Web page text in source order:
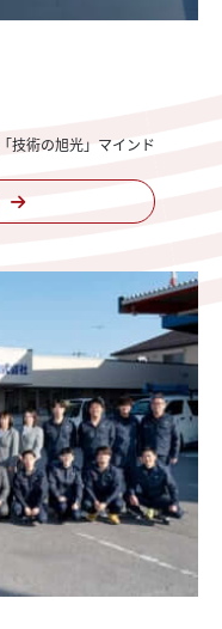
「技術の旭光」 マインド